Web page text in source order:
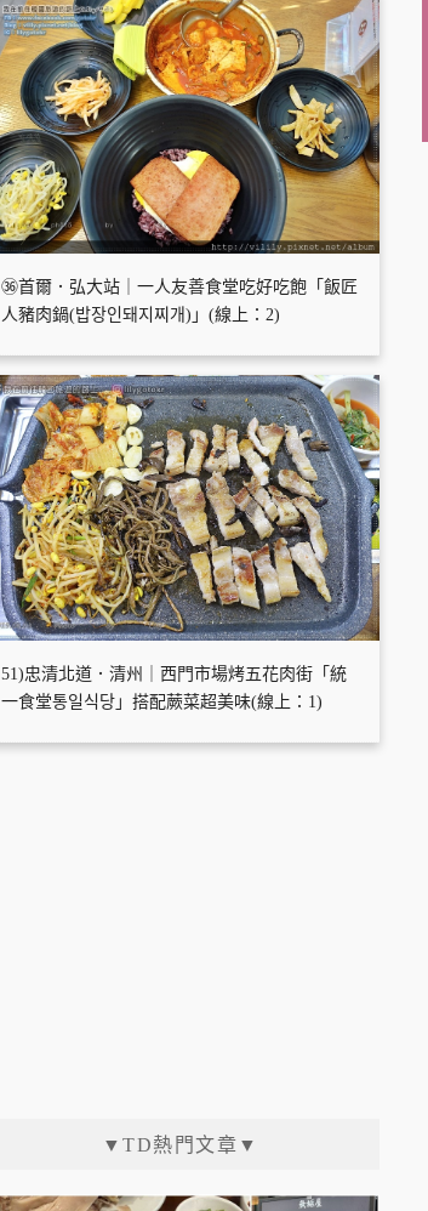
㊱首爾．弘大站｜一人友善食堂吃好吃飽「飯匠
人豬肉鍋(밥장인돼지찌개)」(線上：2)
51)忠清北道．清州｜西門市場烤五花肉街「統
一食堂통일식당」搭配蕨菜超美味(線上：1)
▼TD熱門文章▼